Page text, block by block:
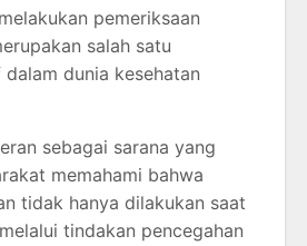
pemeriksaan
salah satu
dunia kesehatan
sebagai sarana yang
memahami bahwa
tidak hanya dilakukan saat
tindakan pencegahan